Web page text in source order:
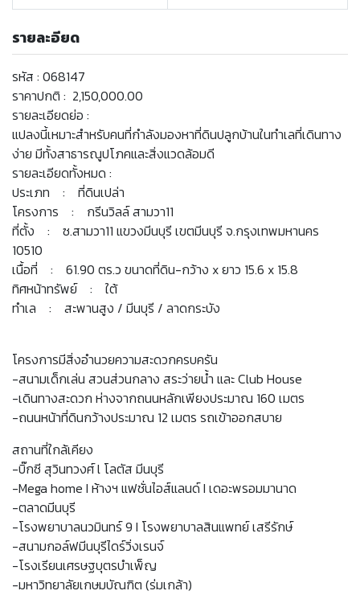
รายละอียด
รหัส : 068147
ราคาปกติ : 2,150,000.00
รายละเอียดย่อ :
แปลงนี้เหมาะสำหรับคนที่กำลังมองหาที่ดินปลูกบ้านในทำเลที่เดินทาง
ง่าย มีทั้งสาธารณูปโภคและสิ่งแวดล้อมดี
รายละเอียดทั้งหมด :
ประเภท : ที่ดินเปล่า
โครงการ : กรีนวิลล์ สามวา11
ที่ตั้ง : ซ.สามวา11 แขวงมีนบุรี เขตมีนบุรี จ.กรุงเทพมหานคร
10510
เนื้อที่ : 61.90 ตร.ว ขนาดที่ดิน-กว้าง x ยาว 15.6 x 15.8
ทิศหน้าทรัพย์ : ใต้
ทำเล : สะพานสูง / มีนบุรี / ลาดกระบัง
โครงการมีสิ่งอำนวยความสะดวกครบครัน
-สนามเด็กเล่น สวนส่วนกลาง สระว่ายน้ำ และ Club House
-เดินทางสะดวก ห่างจากถนนหลักเพียงประมาณ 160 เมตร
-ถนนหน้าที่ดินกว้างประมาณ 12 เมตร รถเข้าออกสบาย
สถานที่ใกล้เคียง
-บิ๊กซี สุวินทวงศ์ l โลตัส มีนบุรี
-Mega home I ห้างฯ แฟชั่นไอส์แลนด์ I เดอะพรอมมานาด
-ตลาดมีนบุรี
-โรงพยาบาลนวมินทร์ 9 I โรงพยาบาลสินแพทย์ เสรีรักษ์
-สนามกอล์ฟมีนบุรีไดร์วิ่งเรนจ์
-โรงเรียนเศรษฐบุตรบำเพ็ญ
-มหาวิทยาลัยเกษมบัณฑิต (ร่มเกล้า)